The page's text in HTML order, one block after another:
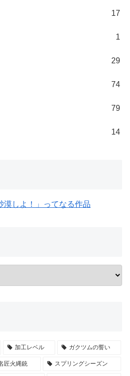
17
1
29
74
79
14
漠しよ！」ってなる作品
加工レベル ガクツムの誓い
匠火縄銃 スプリングシーズン